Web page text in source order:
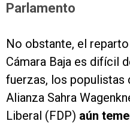
Parlamento
No obstante, el
Cámara Baja es difícil
fuerzas, los populistas
Alianza Sahra
Liberal (FDP) aún